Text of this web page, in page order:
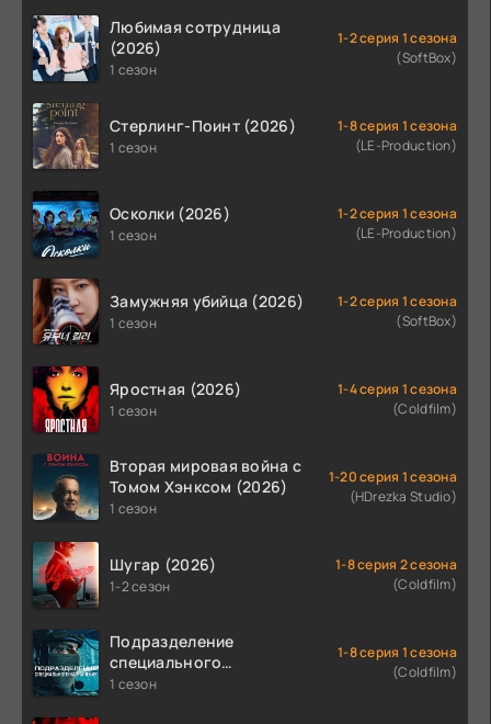
Любимая сотрудница
(2026)
1 сезон
1-2 серия 1 сезона
(SoftBox)
Стерлинг-Поинт (2026)
1 сезон
1-8 серия 1 сезона
(LE-Production)
Осколки (2026)
1 сезон
1-2 серия 1 сезона
(LE-Production)
Замужняя убийца (2026)
1 сезон
1-2 серия 1 сезона
(SoftBox)
Яростная (2026)
1 сезон
1-4 серия 1 сезона
(Coldfilm)
Вторая мировая война с
Томом Хэнксом (2026)
1 сезон
1-20 серия 1 сезона
(HDrezka Studio)
Шугар (2026)
1-2 сезон
1-8 серия 2 сезона
(Coldfilm)
Подразделение
специального
назначения (2026)
1 сезон
1-8 серия 1 сезона
(Coldfilm)